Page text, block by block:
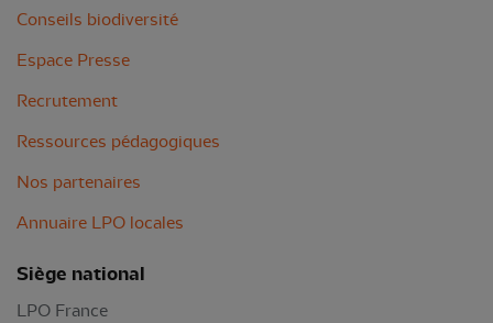
Conseils biodiversité
Espace Presse
Recrutement
Ressources pédagogiques
Nos partenaires
Annuaire LPO locales
Siège national
LPO France